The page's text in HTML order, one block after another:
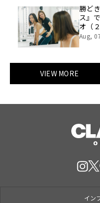
勝ど
ス』
オ（
Aug,
VIEW MORE
イン